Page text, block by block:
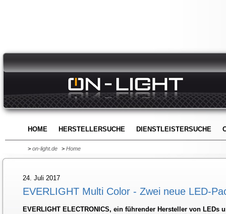
HOME HERSTELLERSUCHE DIENSTLEISTERSUCHE
> on-light.de > Home
24. Juli 2017
EVERLIGHT Multi Color - Zwei neue LED-
EVERLIGHT ELECTRONICS, ein führender Hersteller von LEDs